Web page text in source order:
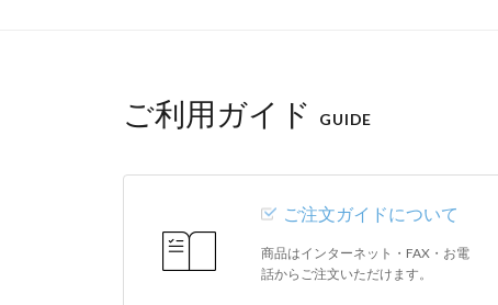
ご利用ガイド GUIDE
ご注文ガイドについて
商品はインターネット・FAX・お電
話からご注文いただけます。